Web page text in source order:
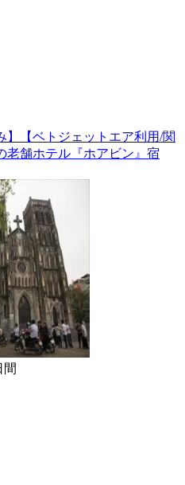
】【ベトジェットエア利用/関
老舗ホテル『ホアビン』宿
間